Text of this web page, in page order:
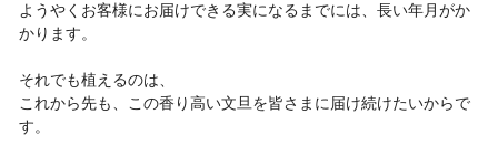
ようやくお客様にお届けできる実になるまでには、長い年月がか
かります。
それでも植えるのは、
これから先も、この香り高い文旦を皆さまに届け続けたいからで
す。